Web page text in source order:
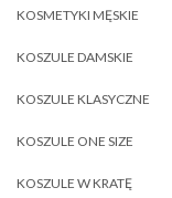
KOSMETYKI MĘSKIE
KOSZULE DAMSKIE
KOSZULE KLASYCZNE
KOSZULE ONE SIZE
KOSZULE W KRATĘ